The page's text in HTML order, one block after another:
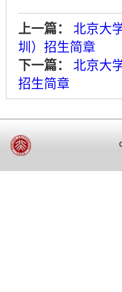
上一篇：
北京大
圳）招生简章
下一篇：
北京大
招生简章